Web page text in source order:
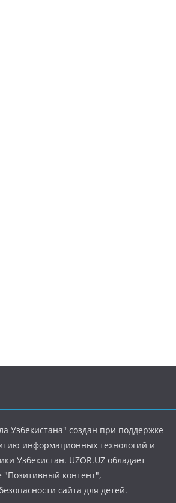
Узбекистана" создан при поддержке
информационных технологий и
Узбекистан. UZOR.UZ обладает
"Позитивный контент",
сайта для детей.